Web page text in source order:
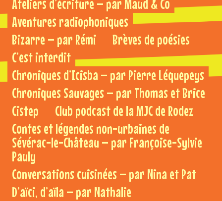
Ateliers d’écriture – par Maud & Co
Aventures radiophoniques
Bizarre – par Rémi
Brèves de poésies
C’est interdit
Chroniques d’Icisba – par Pierre Léquepeys
Chroniques Sauvages – par Thomas et Brice
Cistep
Club podcast de la MJC de Rodez
Contes et légendes non-urbaines de
Sévérac-le-Château – par Françoise-Sylvie
Pauly
Conversations cuisinées – par Nina et Pat
D’aïci, d’aïla – par Nathalie